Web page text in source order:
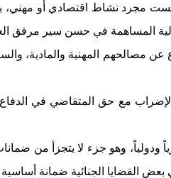
مجرد نشاط اقتصادي أو
المساهمة في حسن سير مرفق
عن مصالحهم المهنية والمادية،
مع حق المتقاضي في الدفاع
وهو جزء لا يتجزأ من
القضايا الجنائية ضمانة أساسية